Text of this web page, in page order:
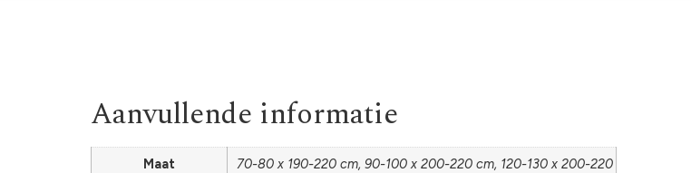
Aanvullende informatie
Maat
70-80 x 190-220 cm, 90-100 x 200-220 cm, 120-130 x 200-220